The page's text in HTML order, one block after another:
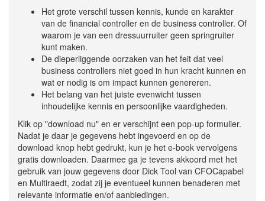
Het grote verschil tussen kennis, kunde en karakter
van de financial controller en de business controller. Of
waarom je van een dressuurruiter geen springruiter
kunt maken.
De dieperliggende oorzaken van het feit dat veel
business controllers niet goed in hun kracht kunnen en
wat er nodig is om impact kunnen genereren.
Het belang van het juiste evenwicht tussen
inhoudelijke kennis en persoonlijke vaardigheden.
Klik op "download nu" en er verschijnt een pop-up formulier.
Nadat je daar je gegevens hebt ingevoerd en op de
download knop hebt gedrukt, kun je het e-book vervolgens
gratis downloaden. Daarmee ga je tevens akkoord met het
gebruik van jouw gegevens door Dick Tool van CFOCapabel
en Multiraedt, zodat zij je eventueel kunnen benaderen met
relevante informatie en/of aanbiedingen.